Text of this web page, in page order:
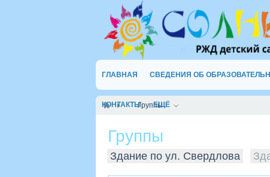
ГЛАВНАЯ СВЕДЕНИЯ ОБ
КОНТАКТЫ ЕЩЁ
Группы
Группы
Здание по ул. Свердлова